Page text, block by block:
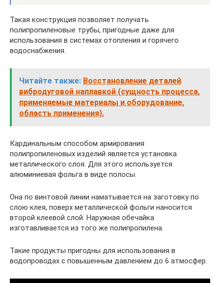
Такая конструкция позволяет получать
полипропиленовые трубы, пригодные даже для
использования в системах отопления и горячего
водоснабжения.
Читайте также: Восстановление деталей
вибродуговой наплавкой (сущность процесса,
применяемые материалы и оборудование,
область применения).
Кардинальным способом армирования
полипропиленовых изделий является установка
металлического слоя. Для этого используется
алюминиевая фольга в виде полосы.
Она по винтовой линии наматывается на заготовку по
слою клея, поверх металлической фольги наносится
второй клеевой слой. Наружная обечайка
изготавливается из того же полипропилена.
Такие продукты пригодны для использования в
водопроводах с повышенным давлением до 6 атмосфер.